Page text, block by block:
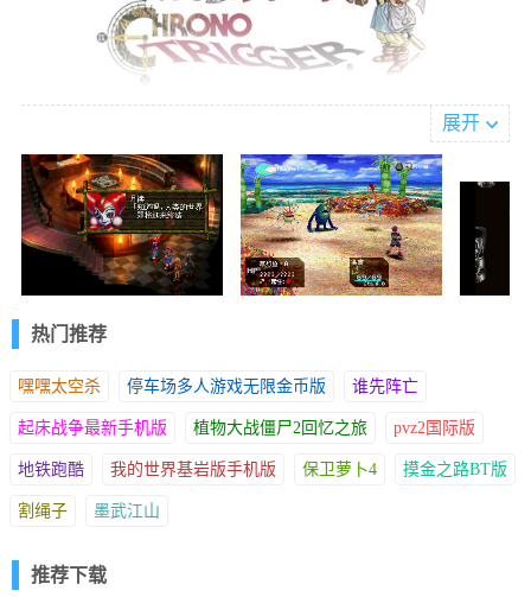
超时空之钥二十五项修改器官方版普通模式修改
功能介绍
1、无限生命
2、战斗中无限魔法值
3、经验倍率
4、技术点数倍率
6、金钱损失倍率
8、编辑金钱
9、编辑银点数
11、最小物品数量
12、添加所有物品
展开
热门推荐
嘿嘿太空杀 停车场多人游戏无限金币版 谁先阵亡
起床战争最新手机版 植物大战僵尸2回忆之旅 pvz2国际版
地铁跑酷 我的世界基岩版手机版 保卫萝卜4 摸金之路BT版
割绳子 墨武江山
推荐下载